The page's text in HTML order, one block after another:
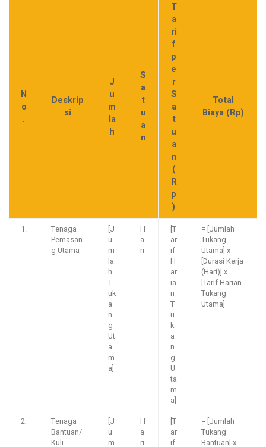
N
o
.
Deskrip
si
J
u
m
la
h
S
a
t
u
a
n
T
a
ri
f
p
e
r
S
a
t
u
a
n
(
R
p
)
Total
Biaya (Rp)
1.
Tenaga
Pemasan
g Utama
[J
u
m
la
h
T
uk
a
n
g
Ut
a
m
a]
H
a
ri
[T
ar
if
H
ar
ia
n
T
u
k
a
n
g
U
ta
m
a]
= [Jumlah
Tukang
Utama] x
[Durasi Kerja
(Hari)] x
[Tarif Harian
Tukang
Utama]
2.
Tenaga
Bantuan/
Kuli
[J
u
m
H
a
ri
[T
ar
if
= [Jumlah
Tukang
Bantuan] x